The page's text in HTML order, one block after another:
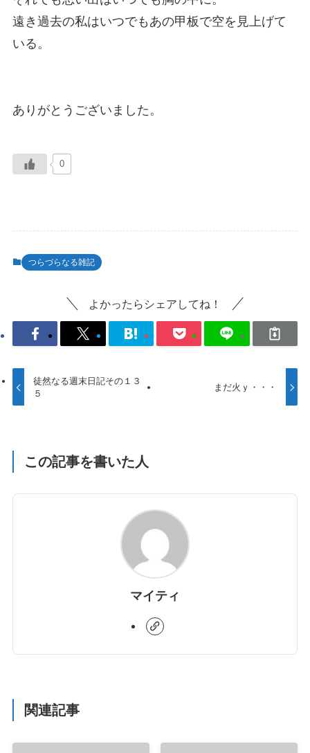
遠き過去の私はいつでもあの甲板で空を見上げて
いる。
ありがとうございました。
0
つらづらなる雑記
よかったらシェアしてね！
徒然なる週末日記その１３
５
まだ火ｙ・・・
この記事を書いた人
マイティ
関連記事